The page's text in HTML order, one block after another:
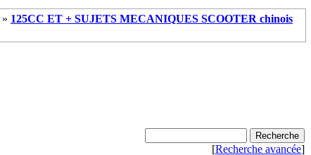
» 125CC ET + SUJETS MECANIQUES SCOOTER chinois
[Recherche avancée]